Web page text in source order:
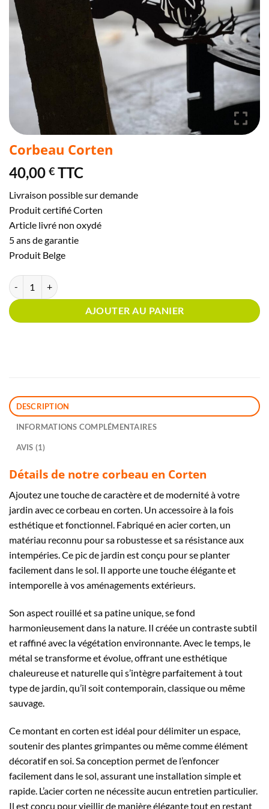
Corbeau Corten
40,00 € TTC
Livraison possible sur demande
Produit certifié Corten
Article livré non oxydé
5 ans de garantie
Produit Belge
quantité de Corbeau Corten
AJOUTER AU PANIER
DESCRIPTION
INFORMATIONS COMPLÉMENTAIRES
AVIS (1)
Détails de notre corbeau en Corten
Ajoutez une touche de caractère et de modernité à votre
jardin avec ce corbeau en corten. Un accessoire à la fois
esthétique et fonctionnel. Fabriqué en acier corten, un
matériau reconnu pour sa robustesse et sa résistance aux
intempéries. Ce pic de jardin est conçu pour se planter
facilement dans le sol. Il apporte une touche élégante et
intemporelle à vos aménagements extérieurs.
Son aspect rouillé et sa patine unique, se fond
harmonieusement dans la nature. Il créée un contraste subtil
et raffiné avec la végétation environnante. Avec le temps, le
métal se transforme et évolue, offrant une esthétique
chaleureuse et naturelle qui s’intègre parfaitement à tout
type de jardin, qu’il soit contemporain, classique ou même
sauvage.
Ce montant en corten est idéal pour délimiter un espace,
soutenir des plantes grimpantes ou même comme élément
décoratif en soi. Sa conception permet de l’enfoncer
facilement dans le sol, assurant une installation simple et
rapide. L’acier corten ne nécessite aucun entretien particulier.
Il est conçu pour vieillir de manière élégante tout en restant